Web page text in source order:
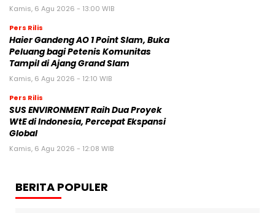
Kamis, 6 Agu 2026 - 13:00 WIB
Pers Rilis
Haier Gandeng AO 1 Point Slam, Buka
Peluang bagi Petenis Komunitas
Tampil di Ajang Grand Slam
Kamis, 6 Agu 2026 - 12:10 WIB
Pers Rilis
SUS ENVIRONMENT Raih Dua Proyek
WtE di Indonesia, Percepat Ekspansi
Global
Kamis, 6 Agu 2026 - 12:08 WIB
BERITA POPULER